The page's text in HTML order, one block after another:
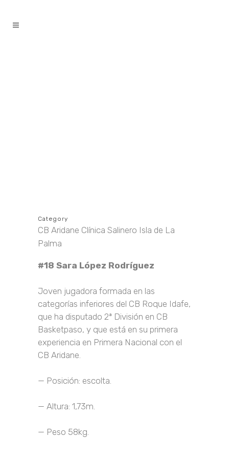
Category
CB Aridane Clínica Salinero Isla de La
Palma
#18 Sara López Rodríguez
Joven jugadora formada en las
categorías inferiores del CB Roque Idafe,
que ha disputado 2ª División en CB
Basketpaso, y que está en su primera
experiencia en Primera Nacional con el
CB Aridane.
— Posición: escolta.
— Altura: 1,73m.
— Peso 58kg.